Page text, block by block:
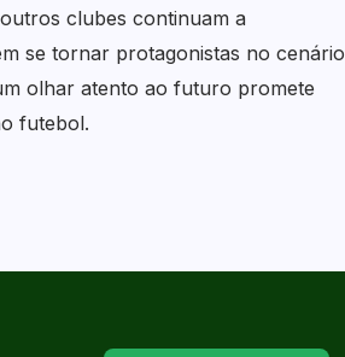
clubes continuam a
se tornar protagonistas no cenário
olhar atento ao futuro promete
futebol.